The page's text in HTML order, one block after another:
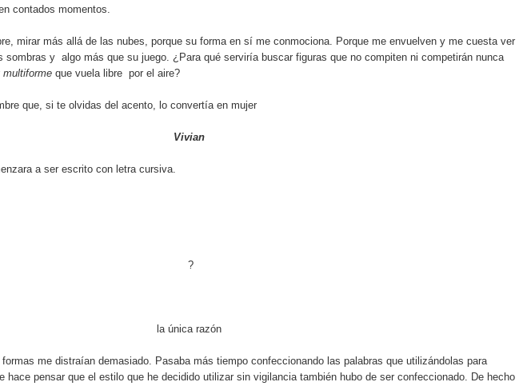
contados momentos.
mirar más allá de las nubes, porque su forma en sí me conmociona. Porque me envuelven y me cuesta ver
sombras y algo más que su juego. ¿Para qué serviría buscar figuras que no compiten ni competirán nunca
multiforme que vuela libre por el aire?
que, si te olvidas del acento, lo convertía en mujer
Vivian
a ser escrito con letra cursiva.
?
la única razón
me distraían demasiado. Pasaba más tiempo confeccionando las palabras que utilizándolas para
hace pensar que el estilo que he decidido utilizar sin vigilancia también hubo de ser confeccionado. De hecho